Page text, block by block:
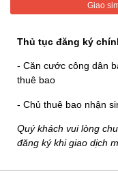
Giao
Thủ tục đăng ký
- Căn cước công dân
thuê bao
- Chủ thuê bao nhận
Quý khách vui lòng
đăng ký khi giao dịch